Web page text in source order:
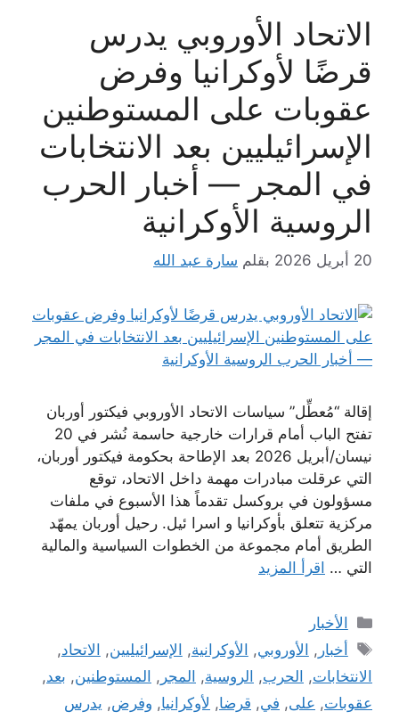
الاتحاد الأوروبي يدرس
قرضًا لأوكرانيا وفرض
عقوبات على المستوطنين
الإسرائيليين بعد الانتخابات
في المجر — أخبار الحرب
الروسية الأوكرانية
20 أبريل 2026 بقلم سارة عبد الله
إقالة “مُعطِّل” سياسات الاتحاد الأوروبي فيكتور أوربان
تفتح الباب أمام قرارات خارجية حاسمة نُشر في 20
نيسان/أبريل 2026 بعد الإطاحة بحكومة فيكتور أوربان،
التي عرقلت مبادرات مهمة داخل الاتحاد، توقع
مسؤولون في بروكسل تقدماً هذا الأسبوع في ملفات
مركزية تتعلق بأوكرانيا و اسرا ئيل. رحيل أوربان يمهّد
الطريق أمام مجموعة من الخطوات السياسية والمالية
التي … اقرأ المزيد
التصنيفات
الأخبار
الوسوم
أخبار , الأوروبي, الأوكرانية, الإسرائيليين, الاتحاد,
الانتخابات, الحرب, الروسية, المجر , المستوطنين, بعد,
عقوبات, على, في, قرضا, لأوكرانيا, وفرض, يدرس